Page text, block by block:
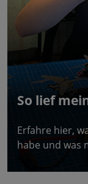
So lief
Erfahre hier,
habe und was